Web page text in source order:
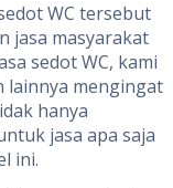
WC tersebut
jasa masyarakat
sedot WC, kami
lainnya mengingat
hanya
jasa apa saja
ini.